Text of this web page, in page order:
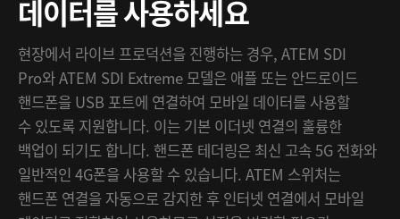
데이터를 사용하세요
현장에서 라이브 프로덕션을 진행하는 경우, ATEM SDI
Pro와 ATEM SDI Extreme 모델은 애플 또는 안드로이드
핸드폰을 USB 포트에 연결하여 모바일 데이터를 사용할
수 있도록 지원합니다. 이는 기본 이더넷 연결의 훌륭한
백업이 되기도 합니다. 핸드폰 테더링은 최신 고속 5G 전화와
일반적인 4G폰을 사용할 수 있습니다. ATEM 스위처는
핸드폰 연결을 자동으로 감지한 후 인터넷 연결에서 모바일